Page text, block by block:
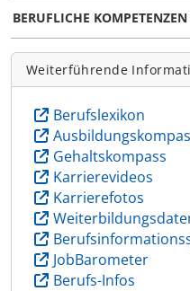
BERUFLICHE
Weiterführende
Berufslexikon
Gehaltskompass
Karrierevideos
Karrierefotos
JobBarometer
Berufs-Infos